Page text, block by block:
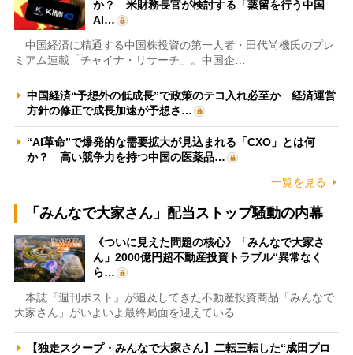
か？ 米財務長官が検討する「蒸留を行う中国
AI…
中国経済に精通する中国株投資の第一人者・田代尚機氏のプレ
ミアム連載「チャイナ・リサーチ」。中国企…
中国経済“予想外の低成長”で政策のテコ入れ必至か 経済運営
方針の修正で成長加速が予想さ…
“AI革命”で爆発的な需要拡大が見込まれる「CXO」とは何
か？ 高い競争力を持つ中国の医薬品…
一覧を見る
「みんなで大家さん」配当ストップ騒動の内幕
《ついに見えた問題の核心》「みんなで大家さ
ん」2000億円超不動産投資トラブル“異常なく
ら…
本誌『週刊ポスト』が追及してきた不動産投資商品「みんなで
大家さん」がいよいよ最終局面を迎えている…
【独走スクープ・みんなで大家さん】二転三転した“成田プロ